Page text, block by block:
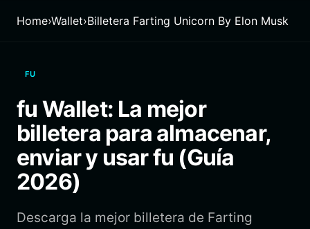
Français
繁體中文
Bahasa Indonesia
ภาษาไทย
Español
Português (Brasil)
Home›Wallet›Billetera Farting Unicorn By Elon Musk
FU
fu Wallet: La mejor
billetera para almacenar,
enviar y usar fu (Guía
2026)
Descarga la mejor billetera de Farting